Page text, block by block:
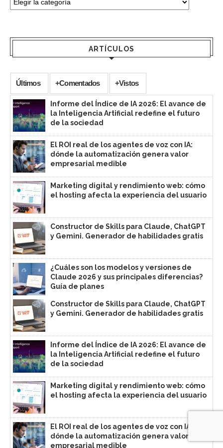
ARTÍCULOS
Últimos +Comentados +Vistos
Informe del Índice de IA 2026: El avance de
la Inteligencia Artificial redefine el futuro
de la sociedad
El ROI real de los agentes de voz con IA:
dónde la automatización genera valor
empresarial medible
Marketing digital y rendimiento web: cómo
el hosting afecta la experiencia del usuario
Constructor de Skills para Claude, ChatGPT
y Gemini. Generador de habilidades gratis
¿Cuáles son los modelos y versiones de
Claude 2026 y sus principales diferencias?
Guía de planes
Constructor de Skills para Claude, ChatGPT
y Gemini. Generador de habilidades gratis
Informe del Índice de IA 2026: El avance de
la Inteligencia Artificial redefine el futuro
de la sociedad
Marketing digital y rendimiento web: cómo
el hosting afecta la experiencia del usuario
El ROI real de los agentes de voz con IA:
dónde la automatización genera valor
empresarial medible